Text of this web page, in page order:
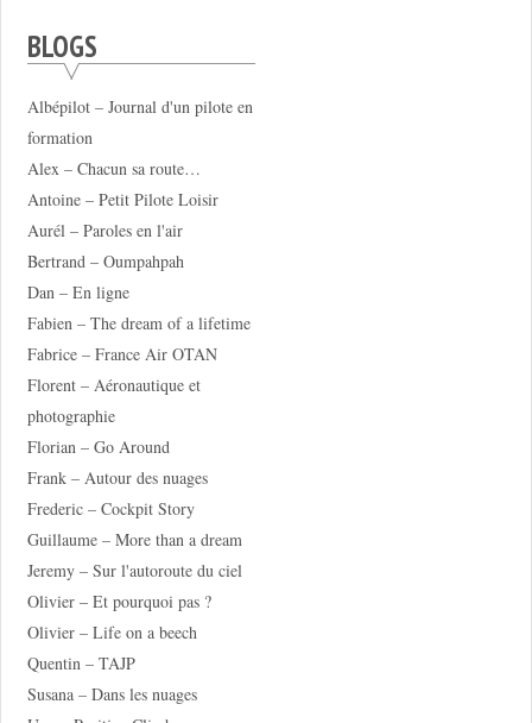
BLOGS
Albépilot – Journal d'un pilote en
formation
Alex – Chacun sa route…
Antoine – Petit Pilote Loisir
Aurél – Paroles en l'air
Bertrand – Oumpahpah
Dan – En ligne
Fabien – The dream of a lifetime
Fabrice – France Air OTAN
Florent – Aéronautique et
photographie
Florian – Go Around
Frank – Autour des nuages
Frederic – Cockpit Story
Guillaume – More than a dream
Jeremy – Sur l'autoroute du ciel
Olivier – Et pourquoi pas ?
Olivier – Life on a beech
Quentin – TAJP
Susana – Dans les nuages